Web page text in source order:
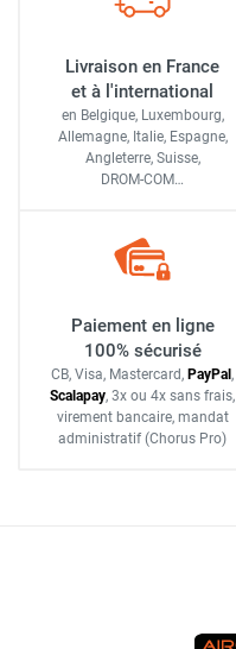
Livraison en France
et à l'international
en Belgique, Luxembourg,
Allemagne, Italie, Espagne,
Angleterre, Suisse,
DROM-COM…
Paiement en ligne
100% sécurisé
CB, Visa, Mastercard, PayPal ,
Scalapay, 3x ou 4x sans frais,
virement bancaire, mandat
administratif (Chorus Pro)